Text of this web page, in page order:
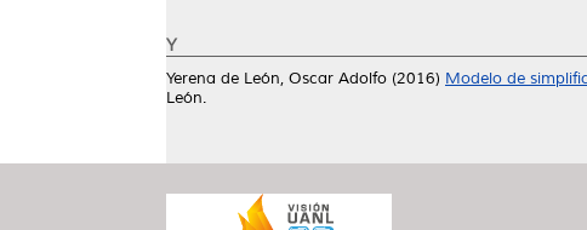
Y
Yerena de León, Oscar Adolfo (2016) Modelo de
León.